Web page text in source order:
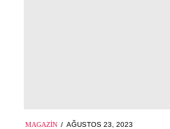
MAGAZIN
POSTED
AĞUSTOS 23, 2023